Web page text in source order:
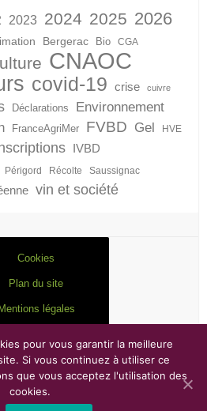
2023 2024 2025 2026
Bergerac Bio CGA
CNAOC
covid-19 crise cuivre
Déclarations Environnement
FranceAgriMer FVBD Gel HVE
IVBD
Périgord Récolte Saussignac
vin et société
Cookies
Plan du site
légales
par Colorlib WordPress
pour vous garantir la meilleure
Si vous continuez à utiliser ce
que vous acceptez l'utilisation des
cookies.